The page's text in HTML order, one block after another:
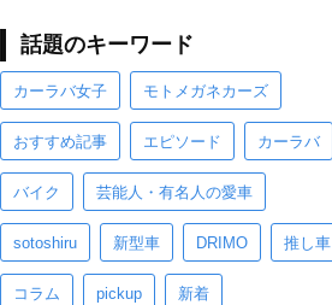
話題のキーワード
カーラバ女子 モトメガネカーズ
おすすめ記事 エピソード カーラバ
バイク 芸能人・有名人の愛車
sotoshiru 新型車 DRIMO 推し車
コラム pickup 新着